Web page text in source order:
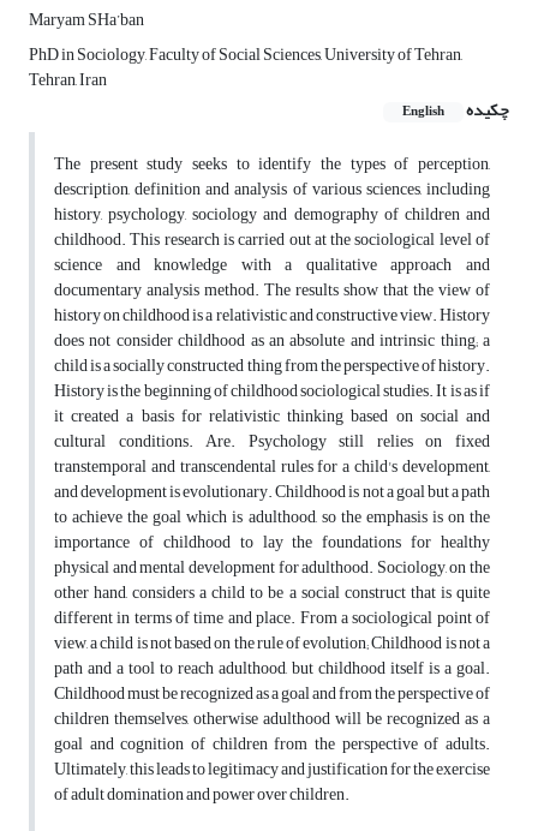
Maryam SHa’ban
PhD in Sociology, Faculty of Social Sciences, University of Tehran,
Tehran, Iran
چکیده
English
The present study seeks to identify the types of perception,
description, definition and analysis of various sciences, including
history, psychology, sociology and demography of children and
childhood. This research is carried out at the sociological level of
science and knowledge with a qualitative approach and
documentary analysis method. The results show that the view of
history on childhood is a relativistic and constructive view. History
does not consider childhood as an absolute and intrinsic thing; a
child is a socially constructed thing from the perspective of history.
History is the beginning of childhood sociological studies. It is as if
it created a basis for relativistic thinking based on social and
cultural conditions. Are. Psychology still relies on fixed
transtemporal and transcendental rules for a child's development,
and development is evolutionary. Childhood is not a goal but a path
to achieve the goal which is adulthood, so the emphasis is on the
importance of childhood to lay the foundations for healthy
physical and mental development for adulthood. Sociology, on the
other hand, considers a child to be a social construct that is quite
different in terms of time and place. From a sociological point of
view, a child is not based on the rule of evolution; Childhood is not a
path and a tool to reach adulthood, but childhood itself is a goal.
Childhood must be recognized as a goal and from the perspective of
children themselves, otherwise adulthood will be recognized as a
goal and cognition of children from the perspective of adults.
Ultimately, this leads to legitimacy and justification for the exercise
of adult domination and power over children.